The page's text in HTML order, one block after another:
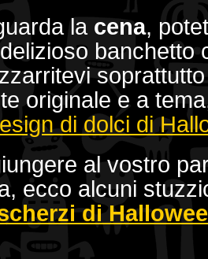
la cena,
banchetto
originale e a
di dolci di
al vostro
ecco alcuni
di